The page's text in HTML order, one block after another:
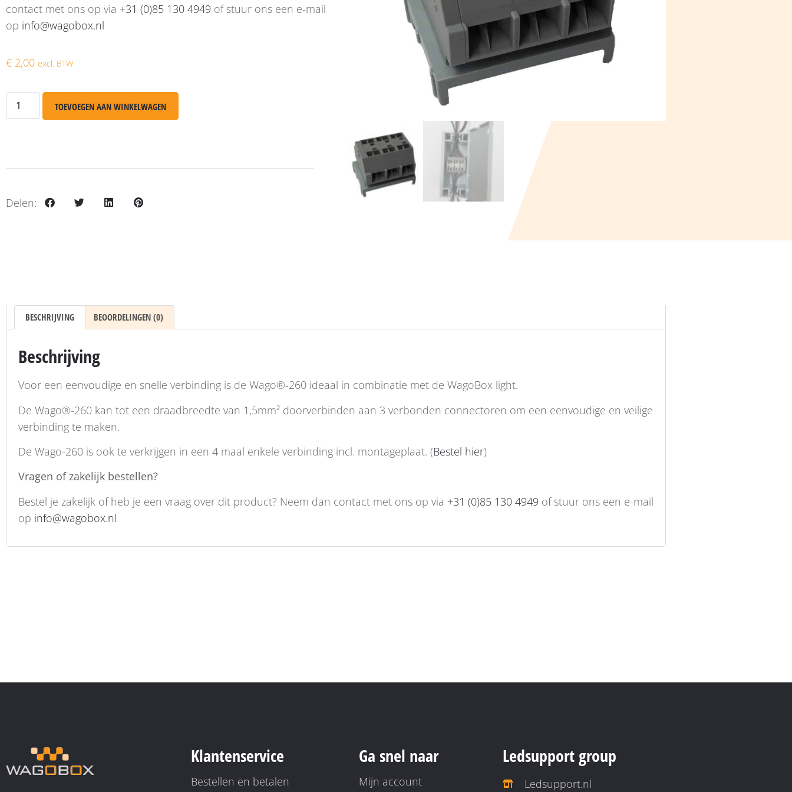
contact met ons op via +31 (0)85 130 4949 of stuur ons een e-mail
op info@wagobox.nl
€ 2,00 excl. BTW
TOEVOEGEN AAN WINKELWAGEN
Delen:
BESCHRIJVING BEOORDELINGEN (0)
Beschrijving
Voor een eenvoudige en snelle verbinding is de Wago®-260 ideaal in combinatie met de WagoBox light.
De Wago®-260 kan tot een draadbreedte van 1,5mm² doorverbinden aan 3 verbonden connectoren om een eenvoudige en veilige
verbinding te maken.
De Wago-260 is ook te verkrijgen in een 4 maal enkele verbinding incl. montageplaat. (Bestel hier)
Vragen of zakelijk bestellen?
Bestel je zakelijk of heb je een vraag over dit product? Neem dan contact met ons op via +31 (0)85 130 4949 of stuur ons een e-mail
op info@wagobox.nl
Klantenservice
Bestellen en betalen
Ga snel naar
Mijn account
Ledsupport group
Ledsupport.nl